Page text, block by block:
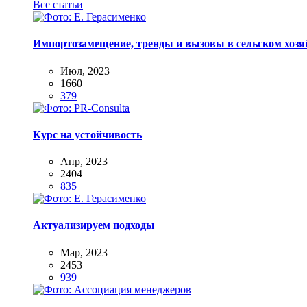
Все статьи
Импортозамещение, тренды и вызовы в сельском
Июл, 2023
1660
379
Курс на устойчивость
Апр, 2023
2404
835
Актуализируем подходы
Мар, 2023
2453
939